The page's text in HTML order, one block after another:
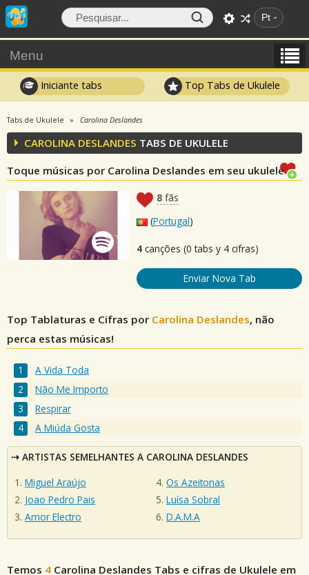
Pt
Menu
Iniciante tabs Top Tabs de Ukulele
Tabs de Ukulele Carolina Deslandes
CAROLINA DESLANDES TABS DE UKULELE
Toque músicas por Carolina Deslandes em seu ukulele
8 fãs
(Portugal)
4 canções (0 tabs y 4 cifras)
Enviar Nova Tab
Top Tablaturas e Cifras por Carolina Deslandes, não
perca estas músicas!
A Vida Toda
Não Me Importo
Respirar
A Miúda Gosta
ARTISTAS SEMELHANTES A CAROLINA DESLANDES
Miguel Araújo
Joao Pedro Pais
Amor Electro
Os Azeitonas
Luísa Sobral
D.A.M.A
Temos 4 Carolina Deslandes Tabs e cifras de Ukulele em